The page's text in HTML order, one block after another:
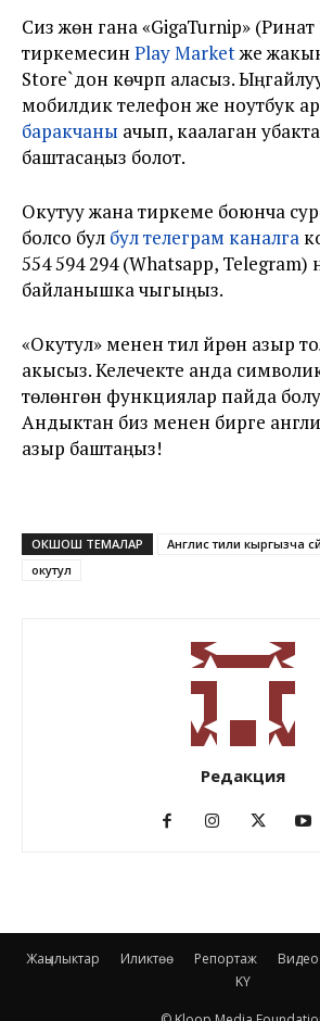
Сиз жөн гана «GigaTurnip»
тиркемесин Play Marketже
Store`дон көчүрүп аласыз.
мобилдик телефон же ноутбук
баракчаны ачып, каалаган
баштасаңыз болот.
Окутуу жана тиркеме боюнча
болсо бул бул телеграм каналга
554 594 294 (Whatsapp,
байланышка чыгыңыз.
«Окутул» менен тил үйрөнүү азыр
акысыз. Келечекте анда
төлөнгөн функциялар пайда
Андыктан биз менен бирге англис
азыр баштаңыз!
ОКШОШ ТЕМАЛАР
Англис тили кыргызча
окутул
Редакция
Жаңылыктар Иликтөө Репортаж Видео
KY